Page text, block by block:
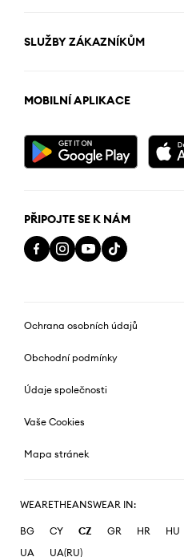
SLUŽBY ZÁKAZNÍKŮM
MOBILNÍ APLIKACE
PŘIPOJTE SE K NÁM
Ochrana osobních údajů
Obchodní podmínky
Údaje společnosti
Vaše Cookies
Mapa stránek
WEARETHEANSWEAR IN:
BG CY CZ GR HR HU
UA
UA(RU)